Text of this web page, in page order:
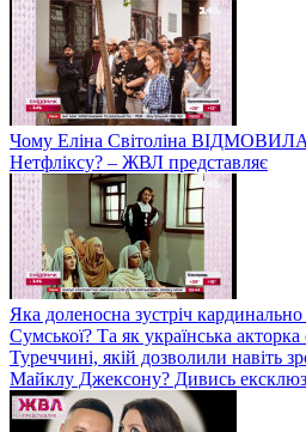
Чому Еліна Світоліна
Нетфліксу? – ЖВЛ представляє
Яка доленосна зустріч
Сумської? Та як українська
Туреччині, якій дозволили навіть
Майклу Джексону? Дивись